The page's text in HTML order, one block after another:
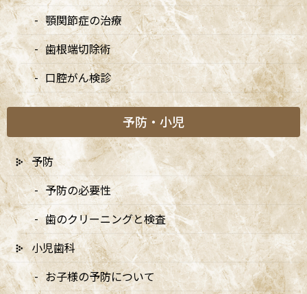
7/20は9:00〜15:00診療、8/10・8/11は休診です
2026/07/03
7月・8月の矯正診療日のお知らせ
2026/07/03
8月・9月の診療日変更のお知らせ
2026/04/13
5/3・4休診、5/5・6は9:00〜15:00診療、6/14は休
診です
2026/04/10
5月の矯正診療日のお知らせ
2026/04/10
顎関節症の治療
歯根端切除術
口腔がん検診
予防・小児
予防
予防の必要性
歯のクリーニングと検査
小児歯科
お子様の予防について